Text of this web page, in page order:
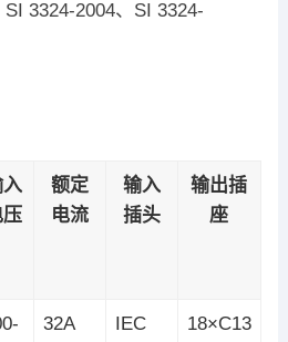
3324-2004、SI 3324-
压
额定
电流
输入
插头
输出插
座
32A
IEC
18×C13